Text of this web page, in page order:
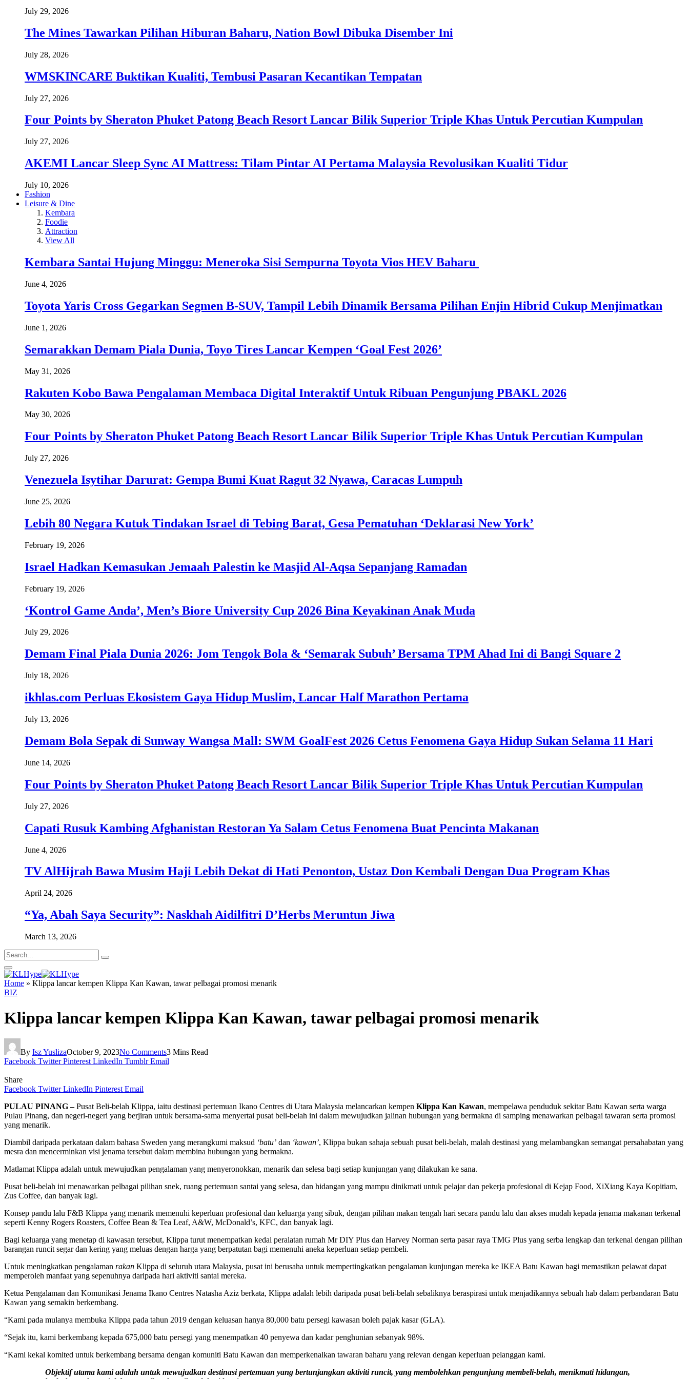
July 29, 2026
The Mines Tawarkan Pilihan Hiburan Baharu, Nation Bowl Dibuka Disember Ini
July 28, 2026
WMSKINCARE Buktikan Kualiti, Tembusi Pasaran Kecantikan Tempatan
July 27, 2026
Four Points by Sheraton Phuket Patong Beach Resort Lancar Bilik Superior Triple Khas Untuk Percutian Kumpulan
July 27, 2026
AKEMI Lancar Sleep Sync AI Mattress: Tilam Pintar AI Pertama Malaysia Revolusikan Kualiti Tidur
July 10, 2026
Fashion
Leisure & Dine
Kembara
Foodie
Attraction
View All
Kembara Santai Hujung Minggu: Meneroka Sisi Sempurna Toyota Vios HEV Baharu
June 4, 2026
Toyota Yaris Cross Gegarkan Segmen B-SUV, Tampil Lebih Dinamik Bersama Pilihan Enjin Hibrid Cukup Menjimatkan
June 1, 2026
Semarakkan Demam Piala Dunia, Toyo Tires Lancar Kempen ‘Goal Fest 2026’
May 31, 2026
Rakuten Kobo Bawa Pengalaman Membaca Digital Interaktif Untuk Ribuan Pengunjung PBAKL 2026
May 30, 2026
Four Points by Sheraton Phuket Patong Beach Resort Lancar Bilik Superior Triple Khas Untuk Percutian Kumpulan
July 27, 2026
Venezuela Isytihar Darurat: Gempa Bumi Kuat Ragut 32 Nyawa, Caracas Lumpuh
June 25, 2026
Lebih 80 Negara Kutuk Tindakan Israel di Tebing Barat, Gesa Pematuhan ‘Deklarasi New York’
February 19, 2026
Israel Hadkan Kemasukan Jemaah Palestin ke Masjid Al-Aqsa Sepanjang Ramadan
February 19, 2026
‘Kontrol Game Anda’, Men’s Biore University Cup 2026 Bina Keyakinan Anak Muda
July 29, 2026
Demam Final Piala Dunia 2026: Jom Tengok Bola & ‘Semarak Subuh’ Bersama TPM Ahad Ini di Bangi Square 2
July 18, 2026
ikhlas.com Perluas Ekosistem Gaya Hidup Muslim, Lancar Half Marathon Pertama
July 13, 2026
Demam Bola Sepak di Sunway Wangsa Mall: SWM GoalFest 2026 Cetus Fenomena Gaya Hidup Sukan Selama 11 Hari
June 14, 2026
Four Points by Sheraton Phuket Patong Beach Resort Lancar Bilik Superior Triple Khas Untuk Percutian Kumpulan
July 27, 2026
Capati Rusuk Kambing Afghanistan Restoran Ya Salam Cetus Fenomena Buat Pencinta Makanan
June 4, 2026
TV AlHijrah Bawa Musim Haji Lebih Dekat di Hati Penonton, Ustaz Don Kembali Dengan Dua Program Khas
April 24, 2026
“Ya, Abah Saya Security”: Naskhah Aidilfitri D’Herbs Meruntun Jiwa
March 13, 2026
Home » Klippa lancar kempen Klippa Kan Kawan, tawar pelbagai promosi menarik
BIZ
Klippa lancar kempen Klippa Kan Kawan, tawar pelbagai promosi menarik
By Isz YuslizaOctober 9, 2023No Comments3 Mins Read
Facebook Twitter Pinterest LinkedIn Tumblr Email
Share
Facebook Twitter LinkedIn Pinterest Email
PULAU PINANG –Pusat Beli-belah Klippa, iaitu destinasi pertemuan Ikano Centres di Utara Malaysia melancarkan kempen Klippa Kan Kawan, mempelawa penduduk sekitar Batu Kawan serta warga
Pulau Pinang, dan negeri-negeri yang berjiran untuk bersama-sama menyertai pusat beli-belah ini dalam mewujudkan jalinan hubungan yang bermakna di samping menawarkan pelbagai tawaran serta promosi
yang menarik.
Diambil daripada perkataan dalam bahasa Sweden yang merangkumi maksud ‘batu’ dan ‘kawan’, Klippa bukan sahaja sebuah pusat beli-belah, malah destinasi yang melambangkan semangat persahabatan yang
mesra dan mencerminkan visi jenama tersebut dalam membina hubungan yang bermakna.
Matlamat Klippa adalah untuk mewujudkan pengalaman yang menyeronokkan, menarik dan selesa bagi setiap kunjungan yang dilakukan ke sana.
Pusat beli-belah ini menawarkan pelbagai pilihan snek, ruang pertemuan santai yang selesa, dan hidangan yang mampu dinikmati untuk pelajar dan pekerja profesional di Kejap Food, XiXiang Kaya Kopitiam,
Zus Coffee, dan banyak lagi.
Konsep pandu lalu F&B Klippa yang menarik memenuhi keperluan profesional dan keluarga yang sibuk, dengan pilihan makan tengah hari secara pandu lalu dan akses mudah kepada jenama makanan terkenal
seperti Kenny Rogers Roasters, Coffee Bean & Tea Leaf, A&W, McDonald’s, KFC, dan banyak lagi.
Bagi keluarga yang menetap di kawasan tersebut, Klippa turut menempatkan kedai peralatan rumah Mr DIY Plus dan Harvey Norman serta pasar raya TMG Plus yang serba lengkap dan terkenal dengan pilihan
barangan runcit segar dan kering yang meluas dengan harga yang berpatutan bagi memenuhi aneka keperluan setiap pembeli.
Untuk meningkatkan pengalaman rakan Klippa di seluruh utara Malaysia, pusat ini berusaha untuk mempertingkatkan pengalaman kunjungan mereka ke IKEA Batu Kawan bagi memastikan pelawat dapat
memperoleh manfaat yang sepenuhnya daripada hari aktiviti santai mereka.
Ketua Pengalaman dan Komunikasi Jenama Ikano Centres Natasha Aziz berkata, Klippa adalah lebih daripada pusat beli-belah sebaliknya beraspirasi untuk menjadikannya sebuah hab dalam perbandaran Batu
Kawan yang semakin berkembang.
“Kami pada mulanya membuka Klippa pada tahun 2019 dengan keluasan hanya 80,000 batu persegi kawasan boleh pajak kasar (GLA).
“Sejak itu, kami berkembang kepada 675,000 batu persegi yang menempatkan 40 penyewa dan kadar penghunian sebanyak 98%.
“Kami kekal komited untuk berkembang bersama dengan komuniti Batu Kawan dan memperkenalkan tawaran baharu yang relevan dengan keperluan pelanggan kami.
Objektif utama kami adalah untuk mewujudkan destinasi pertemuan yang bertunjangkan aktiviti runcit, yang membolehkan pengunjung membeli-belah, menikmati hidangan,